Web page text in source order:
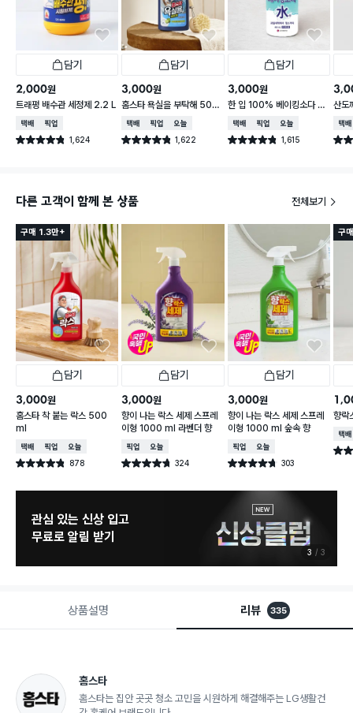
담기
2,000원
트래펑 배수관 세정제 2.2 L
택배배송매장픽업
별점 4.8점 1,624
건 작성
담기
3,000원
홈스타 욕실을 부탁해 500
ml
택배배송매장픽업오늘배송
별점 4.8점 1,622
건 작성
담기
3,000원
한 입 100% 베이킹소다 수
400ml
택배배송매장픽업오늘배송
별점 4.8점 1,615
건 작성
산도
0 ml
택배
별점
다른 고객이 함께 본 상품 전체보기
구매 1.3만+
담기
3,000원
홈스타 착 붙는 락스 500
ml
택배배송매장픽업오늘배송
별점 4.8점 878
건 작성
담기
3,000원
향이 나는 락스 세제 스프레
이형 1000 ml 라벤더 향
매장픽업오늘배송
별점 4.7점 324
건 작성
담기
3,000원
향이 나는 락스 세제 스프레
이형 1000 ml 숲속 향
매장픽업오늘배송
별점 4.7점 303
건 작성
구
향락
택배
별점
관심 있는 신상 입고
무료로 알림 받기
3 3
상품설명 리뷰 335
홈스타
홈스타는 집안 곳곳 청소 고민을 시원하게 해결해주는 LG생활건